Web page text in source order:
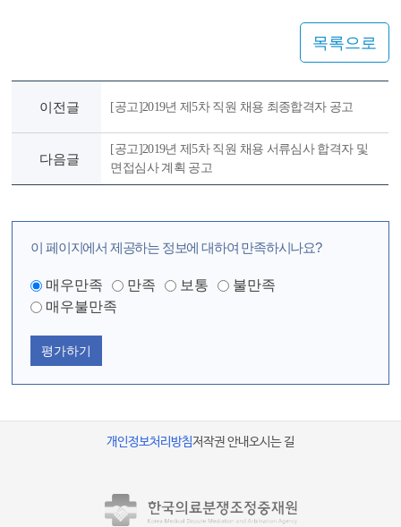
목록으로
이전글 [공고]2019년 제5차 직원 채용 최종합격자 공고
다음글
[공고]2019년 제5차 직원 채용 서류심사 합격자 및
면접심사 계획 공고
이 페이지에서 제공하는 정보에 대하여 만족하시나요?
매우만족 만족 보통
불만족
매우불만족
평가하기
개인정보처리방침저작권 안내오시는 길